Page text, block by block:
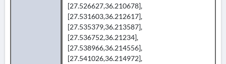
[27.526627,36.210678],
[27.531603,36.212617],
[27.535379,36.213587],
[27.536752,36.21234],
[27.538966,36.214556],
[27.541026,36.214972],